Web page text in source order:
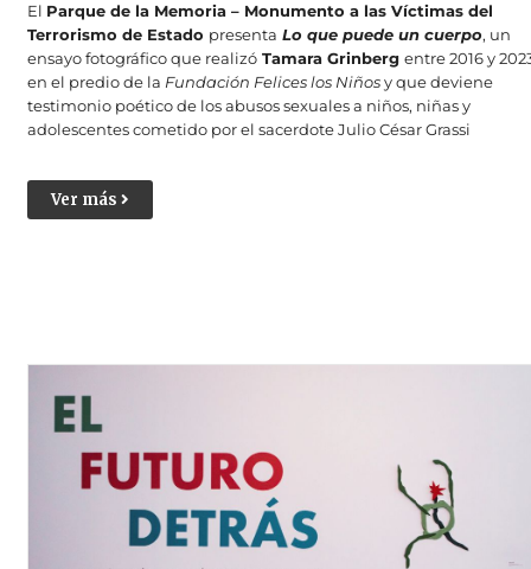
El Parque de la Memoria – Monumento a las Víctimas del
Terrorismo de Estado presenta Lo que puede un cuerpo, un
ensayo fotográfico que realizó Tamara Grinberg entre 2016 y
en el predio de la Fundación Felices los Niñosy que deviene
testimonio poético de los abusos sexuales a niños, niñas y
adolescentes cometido por el sacerdote Julio César Grassi
Ver más